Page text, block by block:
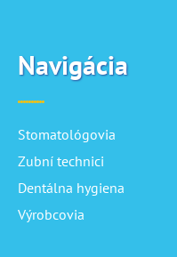
Navigácia
Stomatológovia
Zubní technici
Dentálna hygiena
Výrobcovia